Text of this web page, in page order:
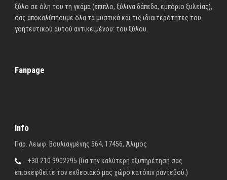
ξύλο σε όλη του τη γκάμα (έπιπλο, ξύλινα δάπεδα, εμπόριο ξυλείας),
σας αποκαλύπτουμε όλα τα μυστικά και τις ιδιαιτερότητες του
γοητευτικού αυτού αντικειμένου: του ξύλου.
Fanpage
Info
Παρ. Λεωφ. Βουλιαγμένης 564, 17456, Άλιμος
+30 210 9902295 (Για την καλύτερη εξυπηρέτησή σας
επισκεφθείτε τον εκθεσιακό μας χώρο κατόπιν ραντεβού.)